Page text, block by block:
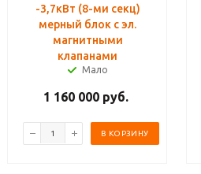
-3,7кВт (8-ми секц)
мерный блок с эл.
магнитными
клапанами
Мало
1 160 000 руб.
В КОРЗИНУ